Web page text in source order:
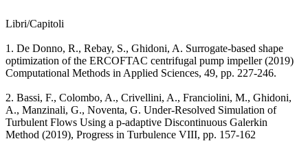
Libri/Capitoli
1. De Donno, R., Rebay, S., Ghidoni, A. Surrogate-based shape
optimization of the ERCOFTAC centrifugal pump impeller (2019)
Computational Methods in Applied Sciences, 49, pp. 227-246.
2. Bassi, F., Colombo, A., Crivellini, A., Franciolini, M., Ghidoni,
A., Manzinali, G., Noventa, G. Under-Resolved Simulation of
Turbulent Flows Using a p-adaptive Discontinuous Galerkin
Method (2019), Progress in Turbulence VIII, pp. 157-162